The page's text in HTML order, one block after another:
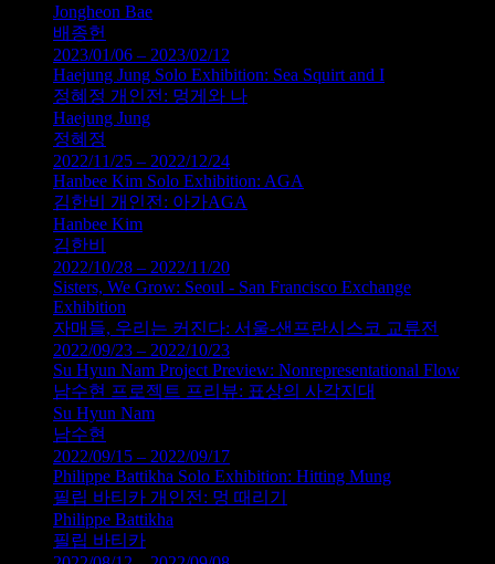
Jongheon Bae
배종헌
2023/01/06 – 2023/02/12
Haejung Jung Solo Exhibition: Sea Squirt and I
정혜정 개인전: 멍게와 나
Haejung Jung
정혜정
2022/11/25 – 2022/12/24
Hanbee Kim Solo Exhibition: AGA
김한비 개인전: 아가AGA
Hanbee Kim
김한비
2022/10/28 – 2022/11/20
Sisters, We Grow: Seoul - San Francisco Exchange
Exhibition
자매들, 우리는 커진다: 서울-샌프란시스코 교류전
2022/09/23 – 2022/10/23
Su Hyun Nam Project Preview: Nonrepresentational Flow
남수현 프로젝트 프리뷰: 표상의 사각지대
Su Hyun Nam
남수현
2022/09/15 – 2022/09/17
Philippe Battikha Solo Exhibition: Hitting Mung
필립 바티카 개인전: 멍 때리기
Philippe Battikha
필립 바티카